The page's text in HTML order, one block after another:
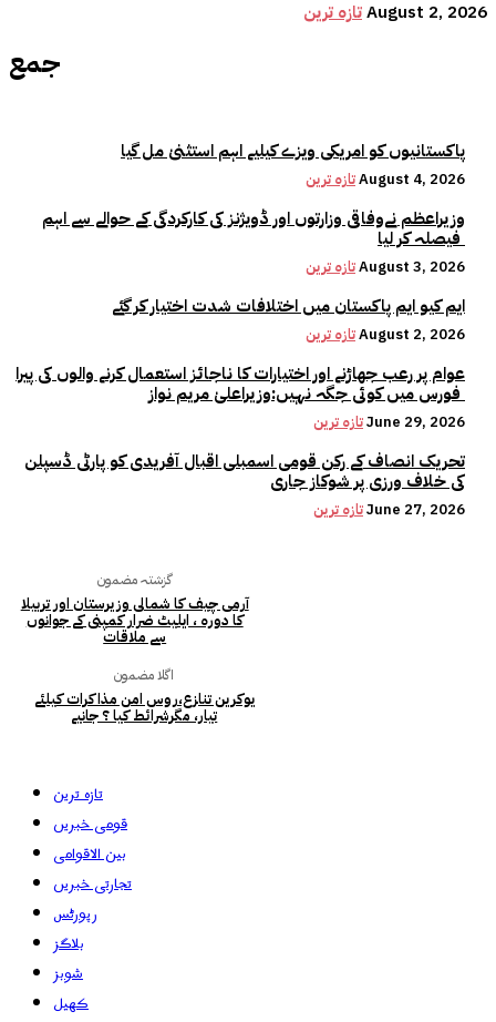
تازہ ترینAugust 2, 2026
جمع
پاکستانیوں کو امریکی ویزے کیلیے اہم استثنیٰ مل گیا
تازہ ترینAugust 4, 2026
وزیراعظم نےوفاقی وزارتوں اور ڈویژنز کی کارکردگی کے حوالے سے اہم
تازہ ترینAugust 3, 2026
ایم کیو ایم پاکستان میں اختلافات شدت اختیار کر گئے
تازہ ترینAugust 2, 2026
عوام پر رعب جھاڑنے اور اختیارات کا ناجائز استعمال کرنے والوں کی پیرا
تازہ ترینJune 29, 2026
تحریک انصاف کے رکن قومی اسمبلی اقبال آفریدی کو پارٹی ڈسپلن
کی خلاف ورزی پر شوکاز جاری
تازہ ترینJune 27, 2026
گزشتہ مضمون
آرمی چیف کا شمالی وزیرستان اور تربیلا
کا دورہ ، ایلیٹ ضرار کمپنی کے جوانوں
سے ملاقات
اگلا مضمون
یوکرین تنازع،روس امن مذاکرات کیلئے
تیار، مگرشرائط کیا ؟ جانیے
تازہ ترین
قومی خبریں
بین الاقوامی
تجارتی خبریں
رپورٹس
بلاگز
شوبز
کھیل